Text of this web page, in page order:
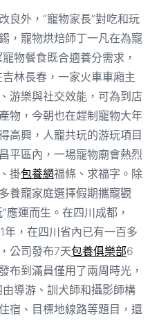
良外，“寵物家長”對吃和玩
，寵物烘焙師丁一凡在為寵
物餐食既合適養分需求，
林長春，一家火車車廂主
游樂與社交效能，可為到店
物，今朝也在趕制寵物大年
高興，人寵共玩的游玩項目
平區內，一場寵物廟會熱烈
掛包養網福條、求福字。除
養寵家庭選擇假期攜寵觀
應運而生。在四川成都，
，在四川省內已有一百多
公司發布7天包養俱樂部6
布到滿員僅用了兩周時光，
導游、訓犬師和攝影師構
宿、目標地線路等題目，還